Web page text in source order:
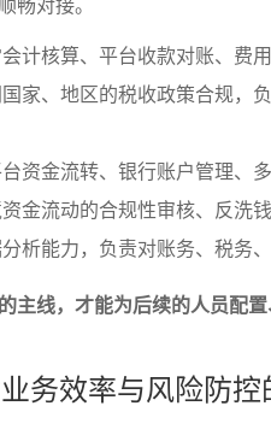
计核算、平台收款对账、费
家、地区的税收政策合规，
资金流转、银行账户管理、
金流动的合规性审核、反洗
析能力，负责对账务、税务
主线，才能为后续的人员配
务效率与风险防控